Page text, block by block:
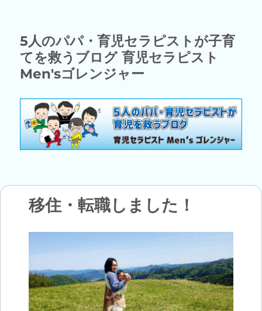
5人のパパ・育児セラピストが子育
てを救うブログ 育児セラピスト
Men'sゴレンジャー
移住・転職しました！